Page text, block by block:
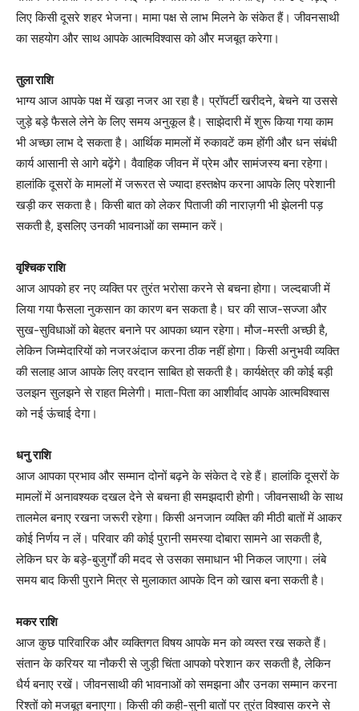
लिए किसी दूसरे शहर भेजना। मामा पक्ष से लाभ मिलने के संकेत हैं। जीवनसाथी
का सहयोग और साथ आपके आत्मविश्वास को और मजबूत करेगा।
तुला राशि
भाग्य आज आपके पक्ष में खड़ा नजर आ रहा है। प्रॉपर्टी खरीदने, बेचने या उससे
जुड़े बड़े फैसले लेने के लिए समय अनुकूल है। साझेदारी में शुरू किया गया काम
भी अच्छा लाभ दे सकता है। आर्थिक मामलों में रुकावटें कम होंगी और धन संबंधी
कार्य आसानी से आगे बढ़ेंगे। वैवाहिक जीवन में प्रेम और सामंजस्य बना रहेगा।
हालांकि दूसरों के मामलों में जरूरत से ज्यादा हस्तक्षेप करना आपके लिए परेशानी
खड़ी कर सकता है। किसी बात को लेकर पिताजी की नाराज़गी भी झेलनी पड़
सकती है, इसलिए उनकी भावनाओं का सम्मान करें।
वृश्चिक राशि
आज आपको हर नए व्यक्ति पर तुरंत भरोसा करने से बचना होगा। जल्दबाजी में
लिया गया फैसला नुकसान का कारण बन सकता है। घर की साज-सज्जा और
सुख-सुविधाओं को बेहतर बनाने पर आपका ध्यान रहेगा। मौज-मस्ती अच्छी है,
लेकिन जिम्मेदारियों को नजरअंदाज करना ठीक नहीं होगा। किसी अनुभवी व्यक्ति
की सलाह आज आपके लिए वरदान साबित हो सकती है। कार्यक्षेत्र की कोई बड़ी
उलझन सुलझने से राहत मिलेगी। माता-पिता का आशीर्वाद आपके आत्मविश्वास
को नई ऊंचाई देगा।
धनु राशि
आज आपका प्रभाव और सम्मान दोनों बढ़ने के संकेत दे रहे हैं। हालांकि दूसरों के
मामलों में अनावश्यक दखल देने से बचना ही समझदारी होगी। जीवनसाथी के साथ
तालमेल बनाए रखना जरूरी रहेगा। किसी अनजान व्यक्ति की मीठी बातों में आकर
कोई निर्णय न लें। परिवार की कोई पुरानी समस्या दोबारा सामने आ सकती है,
लेकिन घर के बड़े-बुजुर्गों की मदद से उसका समाधान भी निकल जाएगा। लंबे
समय बाद किसी पुराने मित्र से मुलाकात आपके दिन को खास बना सकती है।
मकर राशि
आज कुछ पारिवारिक और व्यक्तिगत विषय आपके मन को व्यस्त रख सकते हैं।
संतान के करियर या नौकरी से जुड़ी चिंता आपको परेशान कर सकती है, लेकिन
धैर्य बनाए रखें। जीवनसाथी की भावनाओं को समझना और उनका सम्मान करना
रिश्तों को मजबूत बनाएगा। किसी की कही-सुनी बातों पर तुरंत विश्वास करने से